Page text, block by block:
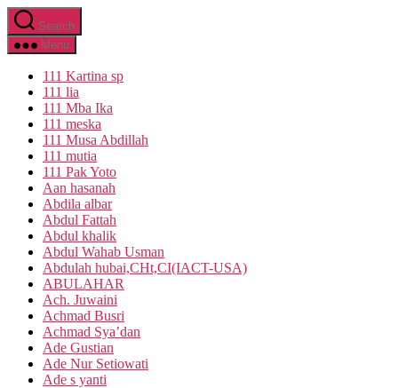
Skip
to
the
Search
Menu
111 Kartina sp
111 lia
111 Mba Ika
111 meska
111 Musa Abdillah
111 mutia
111 Pak Yoto
Aan hasanah
Abdila albar
Abdul Fattah
Abdul khalik
Abdul Wahab Usman
Abdulah hubai,CHt,CI(IACT-USA)
ABULAHAR
Ach. Juwaini
Achmad Busri
Achmad Sya’dan
Ade Gustian
Ade Nur Setiowati
Ade s yanti